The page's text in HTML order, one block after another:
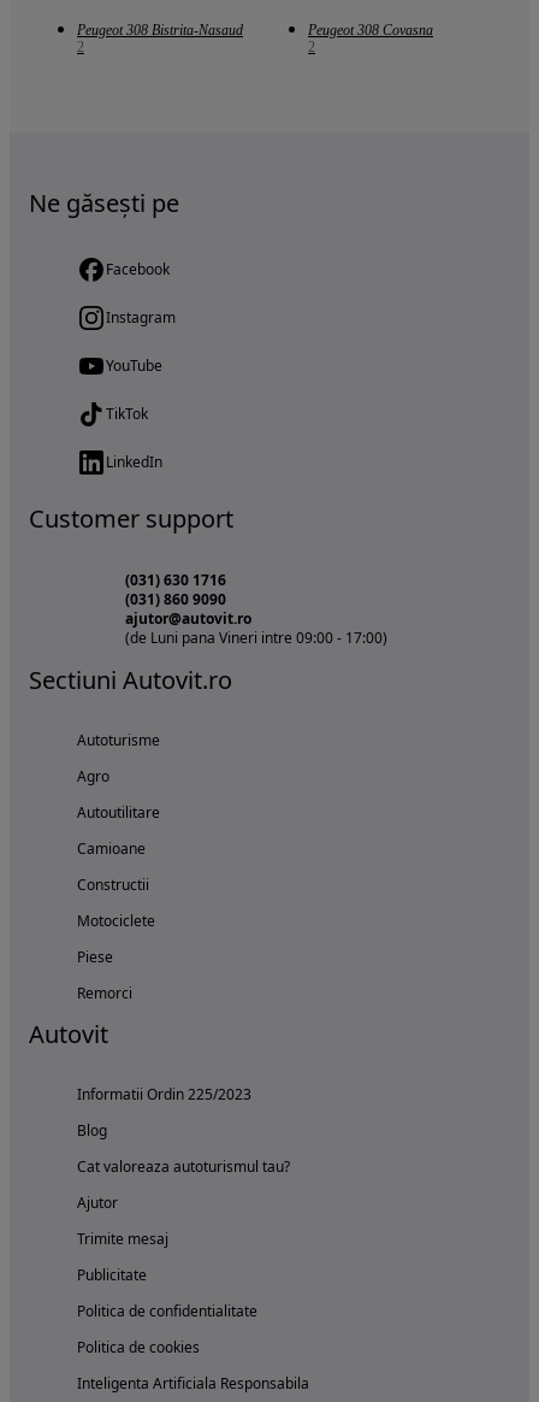
Peugeot 308 Bistrita-Nasaud
2
Peugeot 308 Covasna
2
Ne găsești pe
Facebook
Instagram
YouTube
TikTok
LinkedIn
Customer support
(031) 630 1716
(031) 860 9090
ajutor@autovit.ro
(de Luni pana Vineri intre 09:00 - 17:00)
Sectiuni Autovit.ro
Autoturisme
Agro
Autoutilitare
Camioane
Constructii
Motociclete
Piese
Remorci
Autovit
Informatii Ordin 225/2023
Blog
Cat valoreaza autoturismul tau?
Ajutor
Trimite mesaj
Publicitate
Politica de confidentialitate
Politica de cookies
Inteligenta Artificiala Responsabila